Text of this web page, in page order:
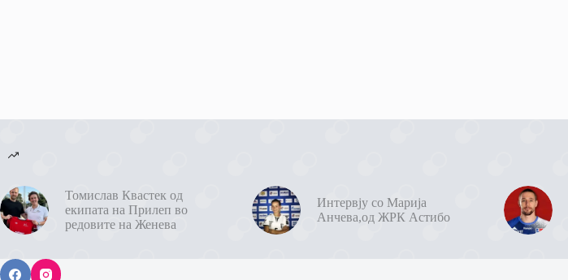
Томислав Квастек од
екипата на Прилеп во
редовите на Женева
Интервју со Марија
Анчева,од ЖРК Астибо